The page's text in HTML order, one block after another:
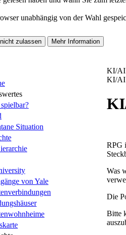
⟩⟩
⟩⟩17.11.2024:Das Board befindet
unabhängig von der Wahl
Situation
von Yale
KI/AI
KI/AI
RPG
Was
Die
Bitte